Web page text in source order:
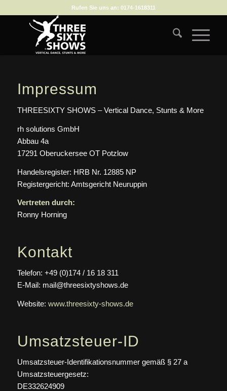
Rufen Sie uns an: 0174-1618311
Impressum
THREESIXTY SHOWS – Vertical Dance, Stunts & More
rh solutions GmbH
Abbau 4a
17291 Oberuckersee OT Potzlow
Handelsregister: HRB Nr. 12885 NP
Registergericht: Amtsgericht Neuruppin
Vertreten durch:
Ronny Horning
Kontakt
Telefon: +49 (0)174 / 16 18 311
E-Mail: mail@threesixtyshows.de
Website: www.threesixty-shows.de
Umsatzsteuer-ID
Umsatzsteuer-Identifikationsnummer gemäß § 27 a
Umsatzsteuergesetz:
DE332624909